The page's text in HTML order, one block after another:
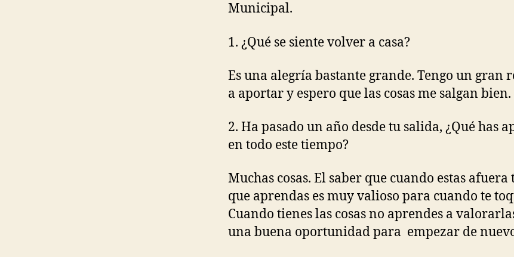
Municipal.
1. ¿Qué se siente volver a casa?
Es una alegría bastante grande. Tengo un gran
a aportar y espero que las cosas me salgan bien.
2. Ha pasado un año desde tu salida, ¿Qué has
en todo este tiempo?
Muchas cosas. El saber que cuando estas afuera
que aprendas es muy valioso para cuando te
Cuando tienes las cosas no aprendes a
una buena oportunidad para empezar de